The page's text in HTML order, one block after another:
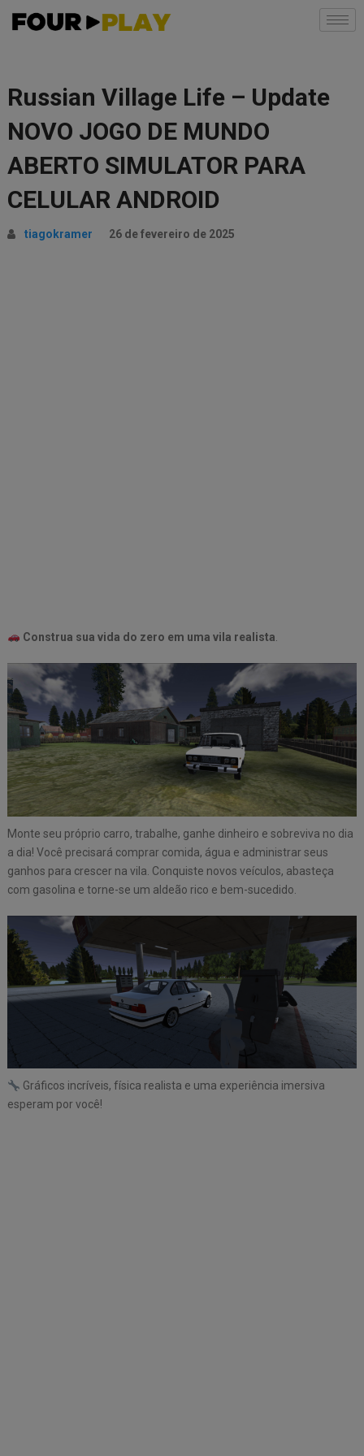
Russian Village Life – Update
NOVO JOGO DE MUNDO
ABERTO SIMULATOR PARA
CELULAR ANDROID
tiagokramer 26 de fevereiro de 2025
Construa sua vida do zero em uma vila realista
Monte seu próprio carro, trabalhe, ganhe dinheiro e sobreviva no dia
a dia! Você precisará comprar comida, água e administrar seus
ganhos para crescer na vila. Conquiste novos veículos, abasteça
com gasolina e torne-se um aldeão rico e bem-sucedido.
Gráficos incríveis, física realista e uma experiência imersiva
esperam por você!